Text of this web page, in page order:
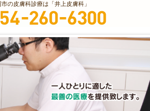
の皮膚科診療は「井上皮膚科」